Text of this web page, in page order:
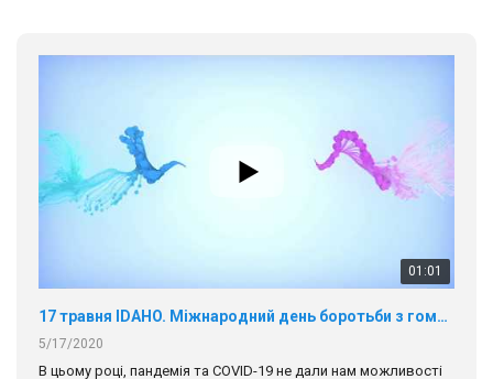
01:01
17 травня IDAHO. Міжнародний день боротьби з гомофобією трансфобією і біфобія.
5/17/2020
В цьому році, пандемія та COVІD-19 не дали нам можливості